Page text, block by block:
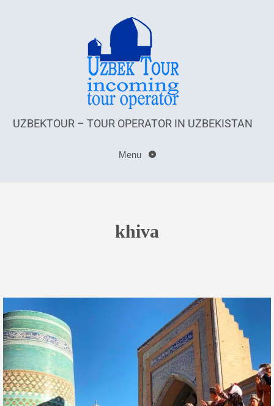
UZBEKTOUR – TOUR OPERATOR IN UZBEKISTAN
Menu
khiva